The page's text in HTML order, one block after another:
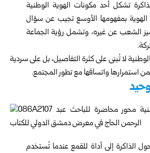
تشكل أحد مكونات الهوية الوطنية
الهوية بمفهومها الأوسع تجيب عن سؤال
الشعب عن غيره، وتشمل رؤية الجماعة
لا تُبنى على كثرة التفاصيل، بل على سردية
واتساقها مع تطور المجتمع.
الذاكرة إلى أداة للقمع عندما تُستخدم